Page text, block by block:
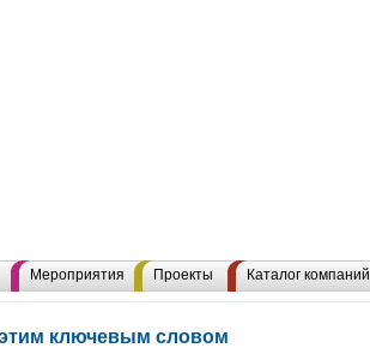
Мероприятия Проекты Каталог компаний
ключевым словом